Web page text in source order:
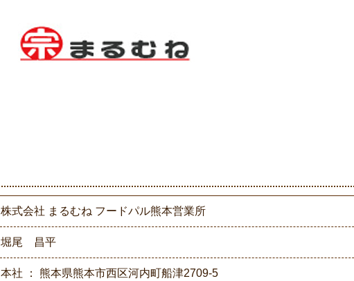
株式会社 まるむね フードパル熊本営業所
堀尾 昌平
本社 ： 熊本県熊本市西区河内町船津2709-5